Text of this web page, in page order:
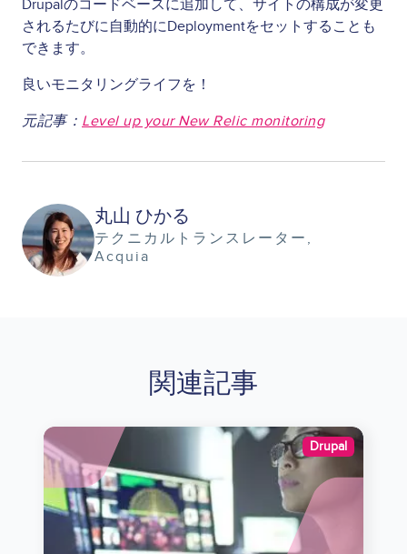
Drupalのコードベースに追加して、サイトの構成が変更
されるたびに自動的にDeploymentをセットすることも
できます。
良いモニタリングライフを！
元記事： Level up your New Relic monitoring
Image 丸山 ひかる
テクニカルトランスレーター
Acquia
関連記事
Image Drupal